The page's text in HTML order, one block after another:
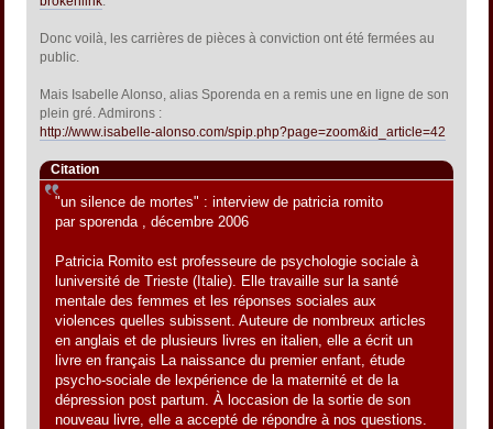
Donc voilà, les carrières de pièces à conviction ont été fermées au
public.
Mais Isabelle Alonso, alias Sporenda en a remis une en ligne de son
plein gré. Admirons :
http://www.isabelle-alonso.com/spip.php?page=zoom&id_article=42
Citation
"un silence de mortes" : interview de patricia romito
par sporenda , décembre 2006
Patricia Romito est professeure de psychologie sociale à
luniversité de Trieste (Italie). Elle travaille sur la santé
mentale des femmes et les réponses sociales aux
violences quelles subissent. Auteure de nombreux articles
en anglais et de plusieurs livres en italien, elle a écrit un
livre en français La naissance du premier enfant, étude
psycho-sociale de lexpérience de la maternité et de la
dépression post partum. À loccasion de la sortie de son
nouveau livre, elle a accepté de répondre à nos questions.